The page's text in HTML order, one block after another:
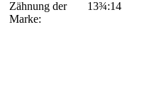
Zähnung der
Marke:
13¾:14